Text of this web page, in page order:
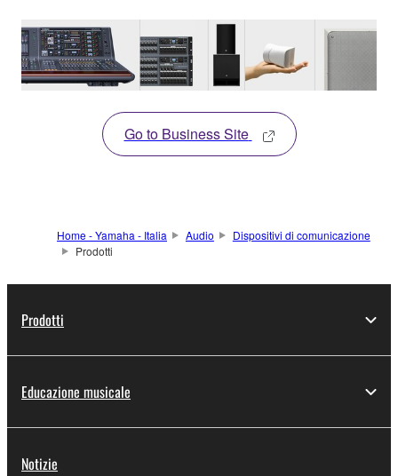
Go to Business Site
Home - Yamaha - Italia Audio
Dispositivi di comunicazione
Prodotti
Prodotti
Educazione musicale
Notizie